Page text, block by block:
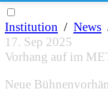
Institution / News
17. Sep 2025
Vorhang auf im
Neue